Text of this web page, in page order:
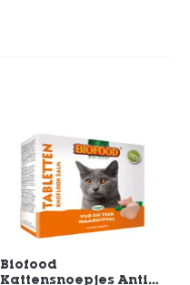
Biofood
Kattensnoepjes Anti-